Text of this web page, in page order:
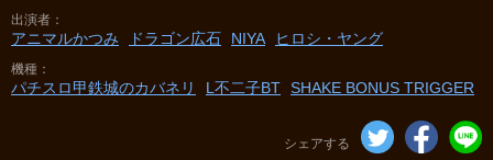
出演者
アニマルかつみ ドラゴン広石 NIYA ヒロシ・ヤング
機種
パチスロ甲鉄城のカバネリ L不二子BT SHAKE BONUS TRIGGER
シェアする